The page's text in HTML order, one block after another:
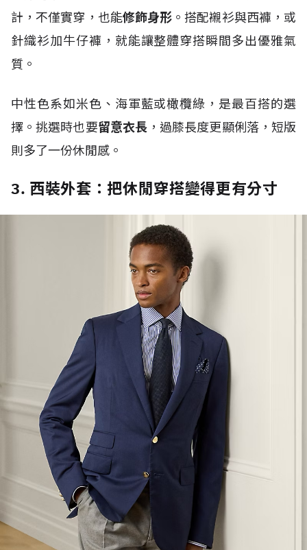
計，不僅實穿，也能修飾身形 。搭配襯衫與西褲，或
針織衫加牛仔褲，就能讓整體穿搭瞬間多出優雅氣
質。
中性色系如米色、海軍藍或橄欖綠，是最百搭的選
擇。挑選時也要留意衣長 ，過膝長度更顯俐落，短版
則多了一份休閒感。
3. 西裝外套：把休閒穿搭變得更有分寸